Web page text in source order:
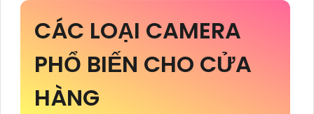
CÁC LOẠI CAMERA
PHỔ BIẾN CHO CỬA
HÀNG